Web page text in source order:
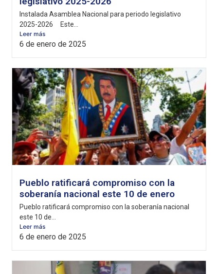
Instalada Asamblea Nacional para periodo legislativo
2025-2026 Este...
Leer más
6 de enero de 2025
Pueblo ratificará compromiso con la
soberanía nacional este 10 de enero
Pueblo ratificará compromiso con la soberanía nacional
este 10 de...
Leer más
6 de enero de 2025